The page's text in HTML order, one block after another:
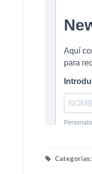
Categorías: